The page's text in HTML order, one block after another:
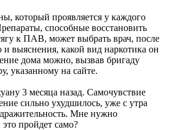
который проявляется у каждого
способные восстановить
к ПАВ, может выбрать врач, после
и выяснения, какой вид наркотика он
дома можно, вызвав бригаду
указанному на сайте.
3 месяца назад. Самочувствие
сильно ухудшилось, уже с утра
Мне нужно
пройдет само?